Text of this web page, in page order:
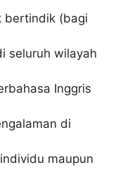
bertindik (bagi
seluruh wilayah
Inggris
di
maupun